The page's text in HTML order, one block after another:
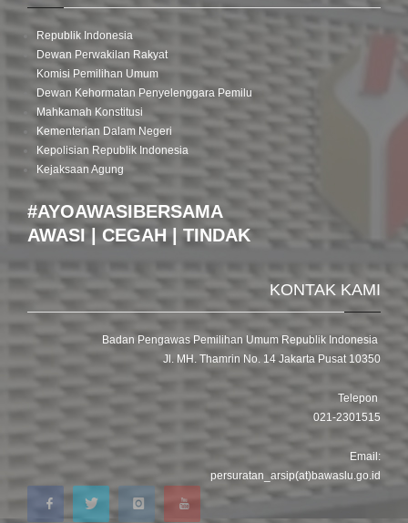
Republik Indonesia
Dewan Perwakilan Rakyat
Komisi Pemilihan Umum
Dewan Kehormatan Penyelenggara Pemilu
Mahkamah Konstitusi
Kementerian Dalam Negeri
Kepolisian Republik Indonesia
Kejaksaan Agung
#AYOAWASIBERSAMA
AWASI | CEGAH | TINDAK
KONTAK KAMI
Badan Pengawas Pemilihan Umum Republik Indonesia
Jl. MH. Thamrin No. 14 Jakarta Pusat 10350
Telepon
021-2301515
Email:
persuratan_arsip(at)bawaslu.go.id